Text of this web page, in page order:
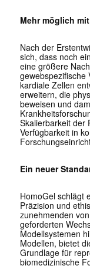
Mehr möglich
Nach der
sich, dass noch
eine größere
gewebspezifische
kardiale Zellen
erweitern, die
beweisen und
Skalierbarkeit der
Verfügbarkeit in
Ein neuer
HomoGel schlägt
Präzision und
zunehmenden
geforderten
Modellsystemen
Modellen, bietet
Grundlage für
biomedizinische